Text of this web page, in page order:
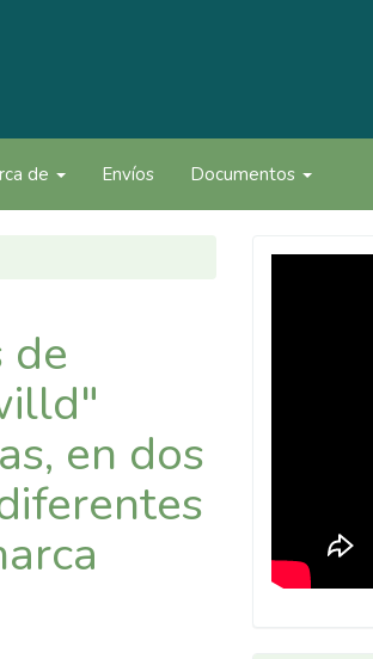
de Envíos Documentos
de
en dos
Revista